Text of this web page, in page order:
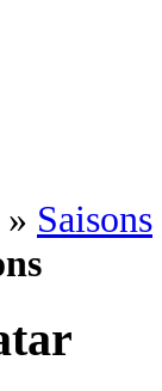
» Saisons